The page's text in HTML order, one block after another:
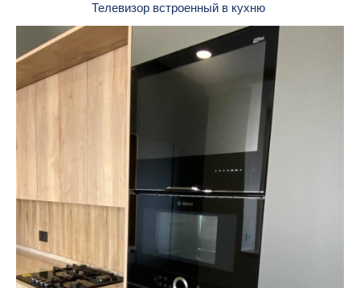
Телевизор встроенный в кухню